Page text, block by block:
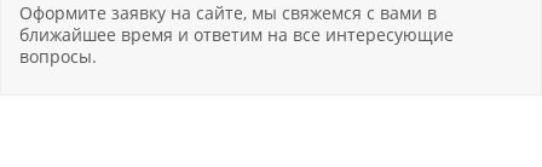
Оформите заявку на сайте, мы свяжемся с вами в
ближайшее время и ответим на все интересующие
вопросы.